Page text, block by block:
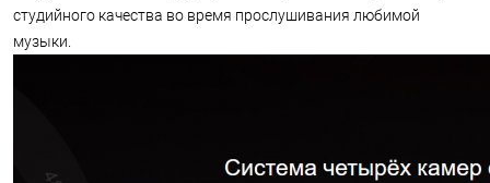
студийного качества во время прослушивания любимой
музыки.